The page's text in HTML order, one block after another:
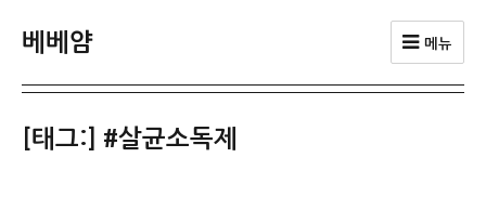
베베얌 메뉴
[태그:] #살균소독제